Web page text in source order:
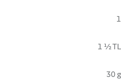
1
1 ½ TL
30 g